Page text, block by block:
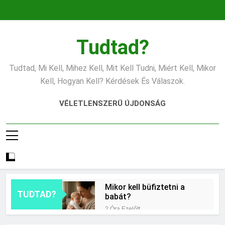
Tudtad?
Tudtad, Mi Kell, Mihez Kell, Mit Kell Tudni, Miért Kell, Mikor
Kell, Hogyan Kell? Kérdések És Válaszok.
VÉLETLENSZERŰ ÚJDONSÁG
TUDTAD?
Mikor kell büfiztetni a
babát?
2 Óra Ezelőtt